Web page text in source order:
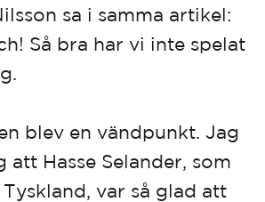
sa i samma artikel:
Så bra har vi inte spelat
blev en vändpunkt. Jag
att Hasse Selander, som
var så glad att